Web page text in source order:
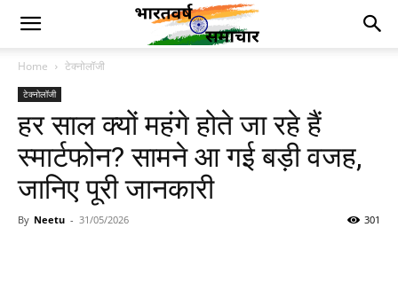
Home टेक्नोलॉजी
टेक्नोलॉजी
हर साल क्यों महंगे होते जा रहे हैं
स्मार्टफोन? सामने आ गई बड़ी वजह,
जानिए पूरी जानकारी
By Neetu - 31/05/2026 301